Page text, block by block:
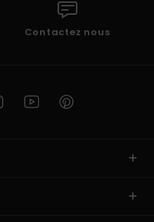
Contactez nous